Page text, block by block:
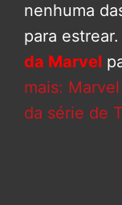
nenhuma
para
da Marvel
mais:
da série de